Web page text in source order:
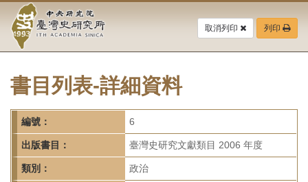
要
中
央
研
究
院-
臺
灣
取消列印 列印
書目列表-詳細資料
編號： 6
出版書目： 臺灣史研究文獻類目 2006 年度
類別： 政治